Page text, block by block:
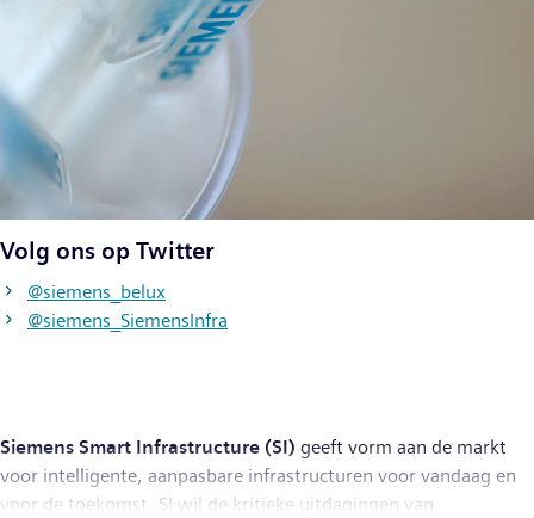
Volg ons op Twitter
@siemens_belux
@siemens_SiemensInfra
Siemens Smart Infrastructure (SI) geeft vorm aan de markt
voor intelligente, aanpasbare infrastructuren voor vandaag en
voor de toekomst. SI wil de kritieke uitdagingen van